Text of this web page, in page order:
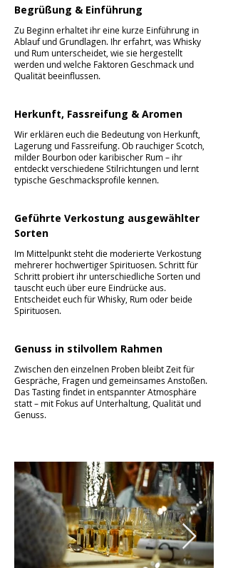
Begrüßung & Einführung
Zu Beginn erhaltet ihr eine kurze Einführung in
Ablauf und Grundlagen. Ihr erfahrt, was Whisky
und Rum unterscheidet, wie sie hergestellt
werden und welche Faktoren Geschmack und
Qualität beeinflussen.
Herkunft, Fassreifung & Aromen
Wir erklären euch die Bedeutung von Herkunft,
Lagerung und Fassreifung. Ob rauchiger Scotch,
milder Bourbon oder karibischer Rum – ihr
entdeckt verschiedene Stilrichtungen und lernt
typische Geschmacksprofile kennen.
Geführte Verkostung ausgewählter
Sorten
Im Mittelpunkt steht die moderierte Verkostung
mehrerer hochwertiger Spirituosen. Schritt für
Schritt probiert ihr unterschiedliche Sorten und
tauscht euch über eure Eindrücke aus.
Entscheidet euch für Whisky, Rum oder beide
Spirituosen.
Genuss in stilvollem Rahmen
Zwischen den einzelnen Proben bleibt Zeit für
Gespräche, Fragen und gemeinsames Anstoßen.
Das Tasting findet in entspannter Atmosphäre
statt – mit Fokus auf Unterhaltung, Qualität und
Genuss.